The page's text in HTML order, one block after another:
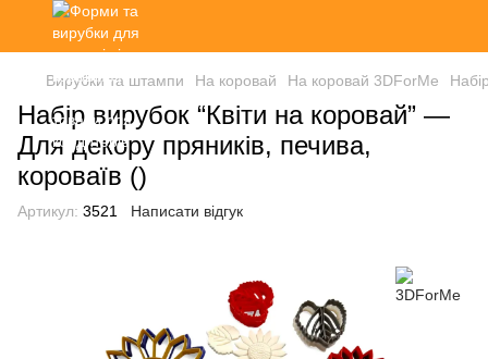
Вирубки та штампи На коровай На коровай 3DForMe
Набір вирубок “Квіти на коровай” —
Для декору пряників, печива,
короваїв ()
Артикул: 3521 Написати відгук